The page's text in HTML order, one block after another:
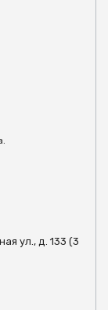
ул., д. 133 (3